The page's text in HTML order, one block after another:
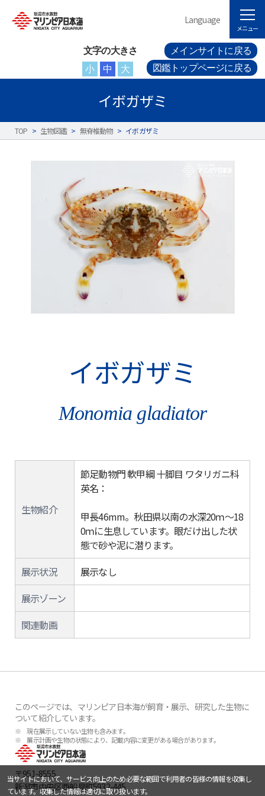
文字の大きさ
小
中 大
メインサイトに戻る
図鑑トップページに戻る
Language
メニュー
イボガザミ
TOP > 生物図鑑 > 無脊椎動物 > イボガザミ
イボガザミ
Monomia gladiator
生物紹介
節足動物門 軟甲綱 十脚目 ワタリガニ科
英名：
甲長46mm。秋田県以南の水深20ｍ～18
0ｍに生息しています。眼だけ出した状
態で砂や泥に潜ります。
展示状況
展示なし
展示ゾーン
関連動画
このページでは、マリンピア日本海が飼育・展示、研究した生物に
ついて紹介しています。
※ 現在展示していない生物も含みます。
※ 展示計画や生物の状態により、記載内容に変更がある場合があります。
〒951-8555
新潟市中央区西船見町5932-445
当サイトにおいて、サービス向上のため必要な範囲で利用者の皆様の情報を収集し
ています。収集した情報は適切に取り扱います。